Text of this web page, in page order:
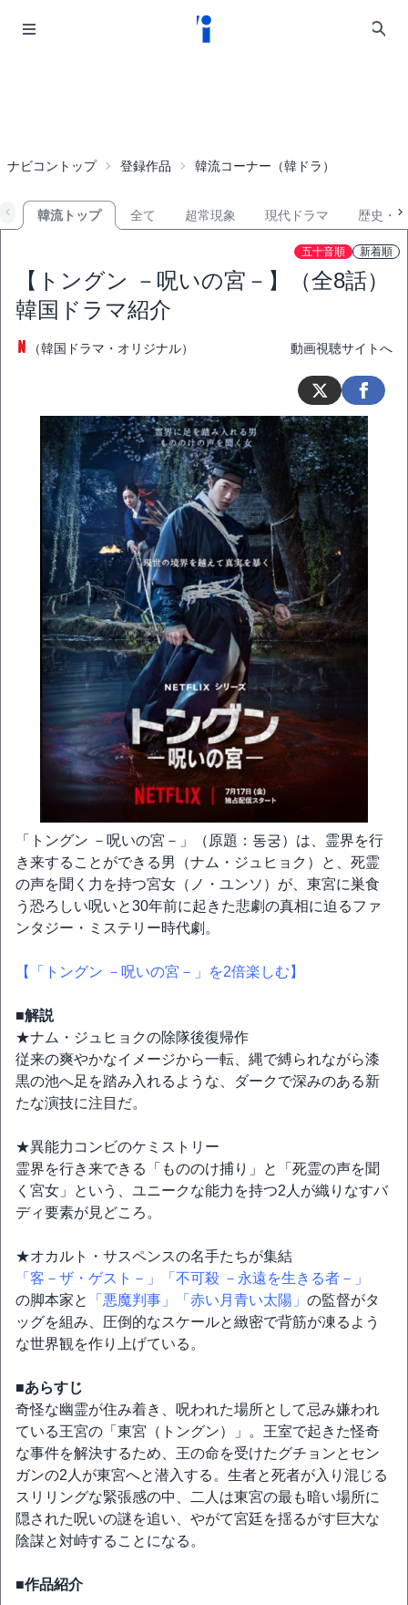
ナビコントップ 登録作品 韓流コーナー（韓ドラ）
韓流トップ 全て 超常現象 現代ドラマ 歴史・
五十音順 新着順
【トングン －呪いの宮－】（全8話）
韓国ドラマ紹介
（韓国ドラマ・オリジナル） 動画視聴サイトへ
「トングン －呪いの宮－」（原題：동궁）は、霊界を行
き来することができる男（ナム・ジュヒョク）と、死霊
の声を聞く力を持つ宮女（ノ・ユンソ）が、東宮に巣食
う恐ろしい呪いと30年前に起きた悲劇の真相に迫るファ
ンタジー・ミステリー時代劇。
【「トングン －呪いの宮－」を2倍楽しむ】
■解説
★ナム・ジュヒョクの除隊後復帰作
従来の爽やかなイメージから一転、縄で縛られながら漆
黒の池へ足を踏み入れるような、ダークで深みのある新
たな演技に注目だ。
★異能力コンビのケミストリー
霊界を行き来できる「もののけ捕り」と「死霊の声を聞
く宮女」という、ユニークな能力を持つ2人が織りなすバ
ディ要素が見どころ。
★オカルト・サスペンスの名手たちが集結
「客－ザ・ゲスト－」
「不可殺 －永遠を生きる者－」
の脚本家と
「悪魔判事」 「赤い月青い太陽」 の監督がタ
ッグを組み、圧倒的なスケールと緻密で背筋が凍るよう
な世界観を作り上げている。
■あらすじ
奇怪な幽霊が住み着き、呪われた場所として忌み嫌われ
ている王宮の「東宮（トングン）」。王室で起きた怪奇
な事件を解決するため、王の命を受けたグチョンとセン
ガンの2人が東宮へと潜入する。生者と死者が入り混じる
スリリングな緊張感の中、二人は東宮の最も暗い場所に
隠された呪いの謎を追い、やがて宮廷を揺るがす巨大な
陰謀と対峙することになる。
■作品紹介